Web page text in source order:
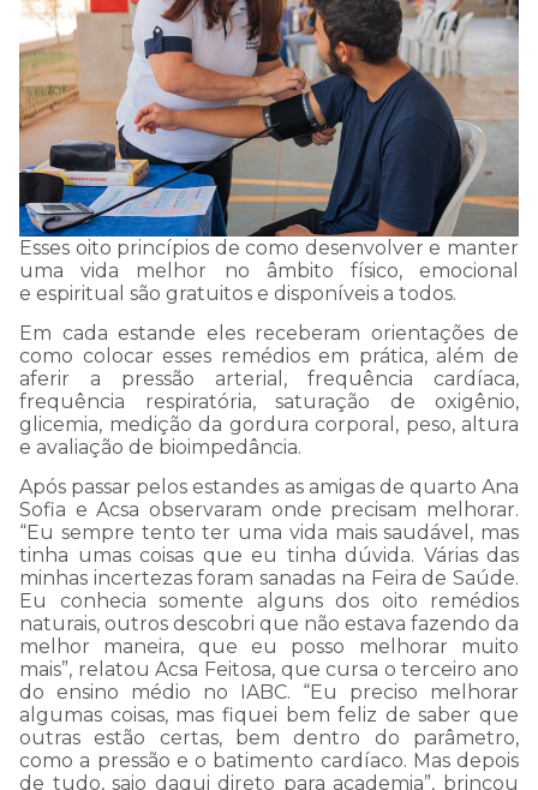
Esses oito princípios de como desenvolver e manter
uma vida melhor no âmbito físico, emocional
e espiritual são gratuitos e disponíveis a todos.
Em cada estande eles receberam orientações de
como colocar esses remédios em prática, além de
aferir a pressão arterial, frequência cardíaca,
frequência respiratória, saturação de oxigênio,
glicemia, medição da gordura corporal, peso, altura
e avaliação de bioimpedância.
Após passar pelos estandes as amigas de quarto Ana
Sofia e Acsa observaram onde precisam melhorar.
“Eu sempre tento ter uma vida mais saudável, mas
tinha umas coisas que eu tinha dúvida. Várias das
minhas incertezas foram sanadas na Feira de Saúde.
Eu conhecia somente alguns dos oito remédios
naturais, outros descobri que não estava fazendo da
melhor maneira, que eu posso melhorar muito
mais”, relatou Acsa Feitosa, que cursa o terceiro ano
do ensino médio no IABC. “Eu preciso melhorar
algumas coisas, mas fiquei bem feliz de saber que
outras estão certas, bem dentro do parâmetro,
como a pressão e o batimento cardíaco. Mas depois
de tudo, saio daqui direto para academia”, brincou